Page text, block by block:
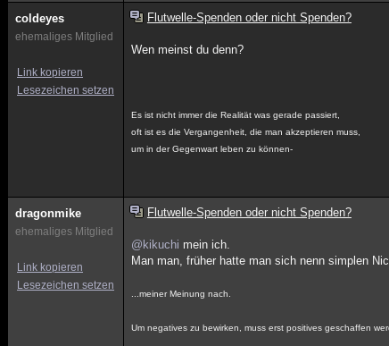
coldeyes
ehemaliges Mitglied
Link kopieren
Lesezeichen setzen
Flutwelle-Spenden oder nicht Spenden?
Wen meinst du denn?
Es ist nicht immer die Realität was gerade passiert,
oft ist es die Vergangenheit, die man akzeptieren muss,
um in der Gegenwart leben zu können-
dragonmike
ehemaliges Mitglied
Link kopieren
Lesezeichen setzen
Flutwelle-Spenden oder nicht Spenden?
@kikuchi mein ich.
Man man, früher hatte man sich nenn simplen
...meiner Meinung nach.
Um negatives zu bewirken, muss erst positives geschaffen